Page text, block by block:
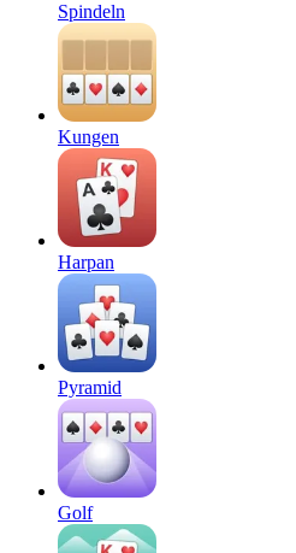
Spindeln
Kungen
Harpan
Pyramid
Golf